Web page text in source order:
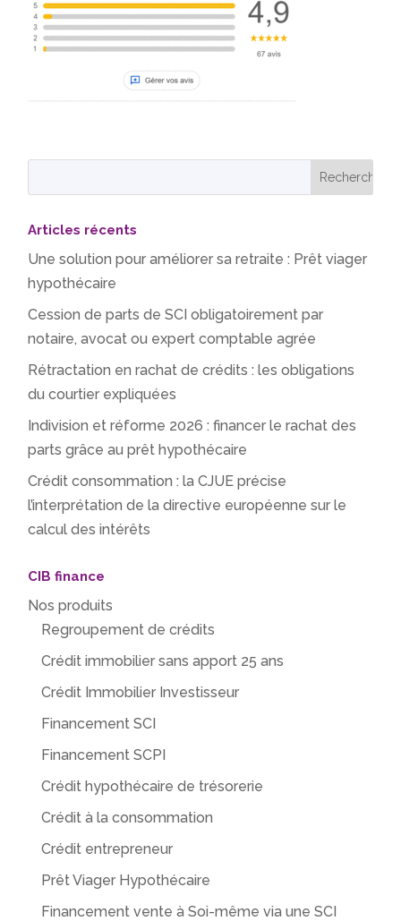
Articles récents
Une solution pour améliorer sa retraite : Prêt viager
hypothécaire
Cession de parts de SCI obligatoirement par
notaire, avocat ou expert comptable agrée
Rétractation en rachat de crédits : les obligations
du courtier expliquées
Indivision et réforme 2026 : financer le rachat des
parts grâce au prêt hypothécaire
Crédit consommation : la CJUE précise
l’interprétation de la directive européenne sur le
calcul des intérêts
CIB finance
Nos produits
Regroupement de crédits
Crédit immobilier sans apport 25 ans
Crédit Immobilier Investisseur
Financement SCI
Financement SCPI
Crédit hypothécaire de trésorerie
Crédit à la consommation
Crédit entrepreneur
Prêt Viager Hypothécaire
Financement vente à Soi-même via une SCI